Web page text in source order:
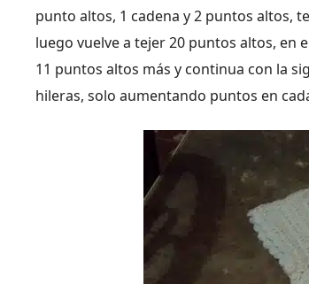
punto altos, 1 cadena y 2 puntos altos,
luego vuelve a tejer 20 puntos altos, en
11 puntos altos más y continua con la
hileras, solo aumentando puntos en